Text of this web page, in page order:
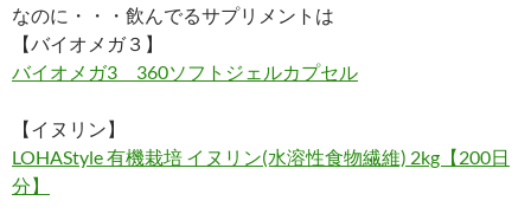
なのに・・・飲んでるサプリメントは
【バイオメガ３】
バイオメガ3 360ソフトジェルカプセル
【イヌリン】
LOHAStyle 有機栽培 イヌリン(水溶性食物繊維) 2kg【200日
分】